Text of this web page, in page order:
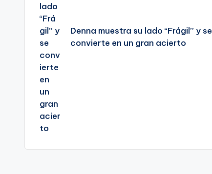
Denna muestra su lado “Frágil” y se
convierte en un gran acierto